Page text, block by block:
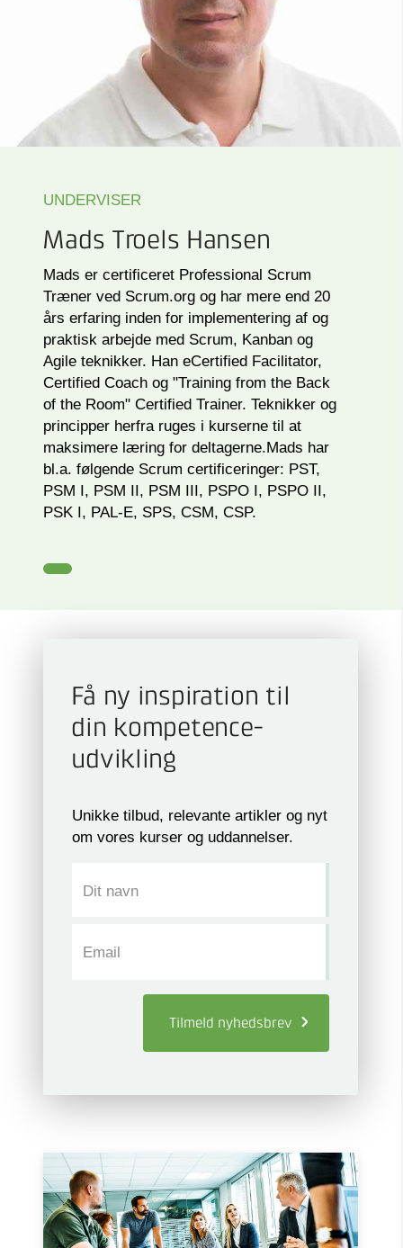
UNDERVISER
Mads Troels Hansen
Mads er certificeret Professional Scrum
Træner ved Scrum.org og har mere end 20
års erfaring inden for implementering af og
praktisk arbejde med Scrum, Kanban og
Agile teknikker. Han eCertified Facilitator,
Certified Coach og "Training from the Back
of the Room" Certified Trainer. Teknikker og
principper herfra ruges i kurserne til at
maksimere læring for deltagerne.Mads har
bl.a. følgende Scrum certificeringer: PST,
PSM I, PSM II, PSM III, PSPO I, PSPO II,
PSK I, PAL-E, SPS, CSM, CSP.
Få ny inspiration til
din kompetence­
udvikling
Unikke tilbud, relevante artikler og nyt
om vores kurser og uddannelser.
Dit navn
Email
Tilmeld nyhedsbrev